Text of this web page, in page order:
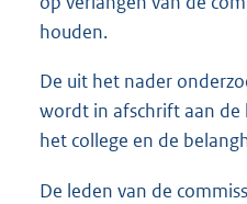
houden.
De uit het nader
wordt in afschrift aan de
het college en de
De leden van de